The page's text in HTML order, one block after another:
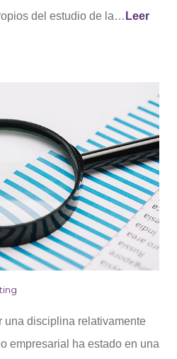
del estudio de la… Leer
una disciplina relativamente
empresarial ha estado en una